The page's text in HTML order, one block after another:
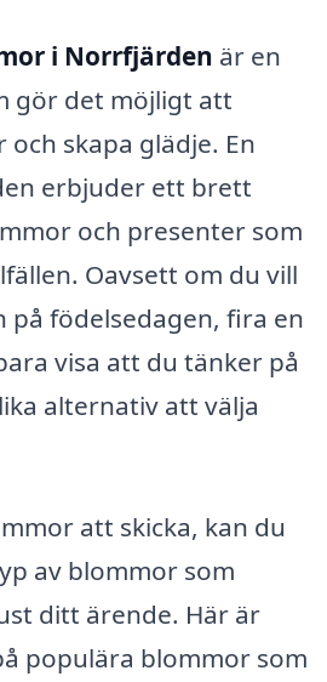
i Norrfjärden är en
gör det möjligt att
skapa glädje. En
erbjuder ett brett
och presenter som
Oavsett om du vill
på födelsedagen, fira en
visa att du tänker på
alternativ att välja
att skicka, kan du
av blommor som
ditt ärende. Här är
populära blommor som